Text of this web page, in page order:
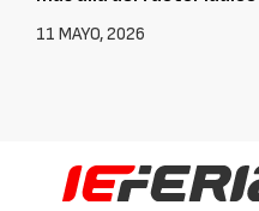
11 MAYO, 2026